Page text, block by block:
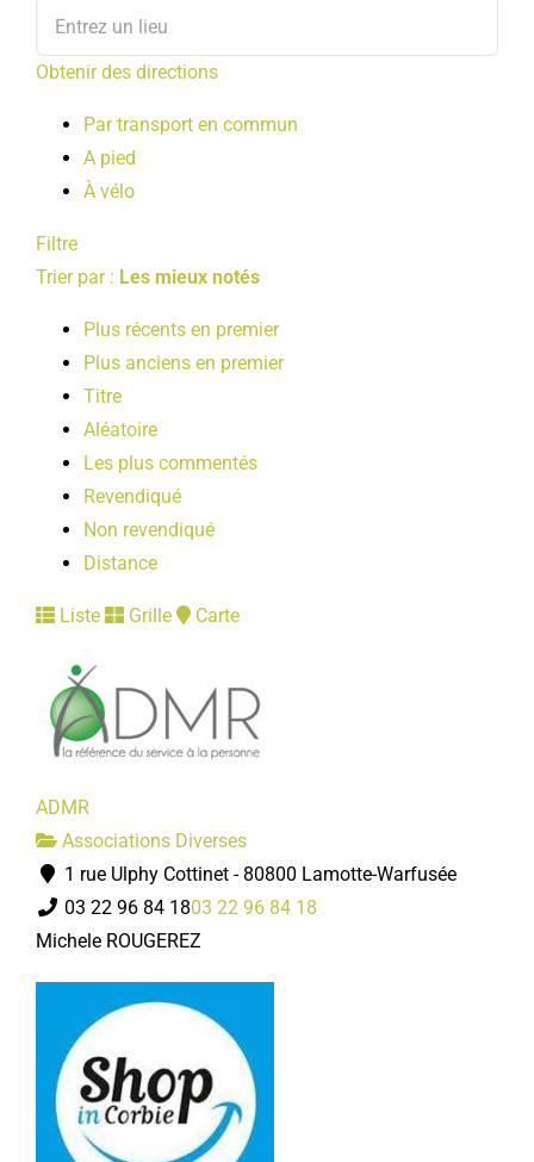
Obtenir des directions
Par transport en commun
A pied
À vélo
Filtre
Trier par : Les mieux notés
Plus récents en premier
Plus anciens en premier
Titre
Aléatoire
Les plus commentés
Revendiqué
Non revendiqué
Distance
Liste Grille Carte
ADMR
Associations Diverses
1 rue Ulphy Cottinet - 80800 Lamotte-Warfusée
03 22 96 84 1803 22 96 84 18
Michele ROUGEREZ